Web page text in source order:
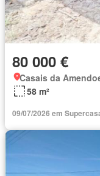
80 000 €
Casais da
58 m²
09/07/2026 em